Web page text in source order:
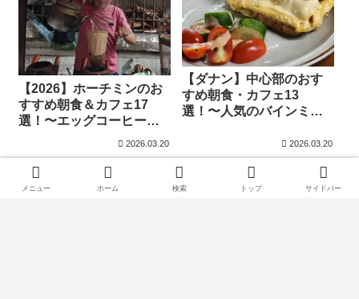
【2026】ホーチミンのお
すすめ朝食＆カフェ17
選！〜エッグコーヒーか
2026.03.20
【ダナン】中心部のおす
すめ朝食・カフェ13
選！〜人気のバインミー
2026.03.20
メニュー ホーム 検索 トップ サイドバー